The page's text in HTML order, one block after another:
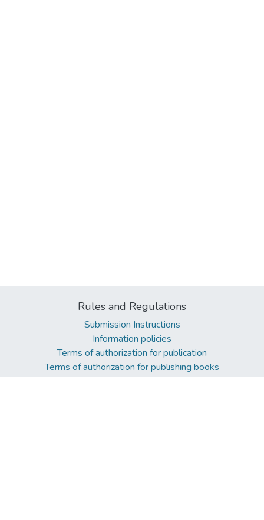
Rules and Regulations
Submission Instructions
Information policies
Terms of authorization for publication
Terms of authorization for publishing books